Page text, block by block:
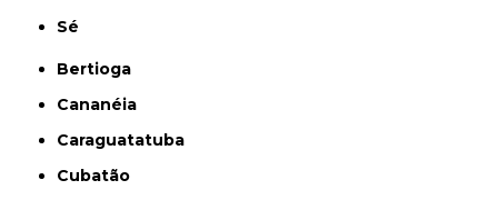
Sé
Bertioga
Cananéia
Caraguatatuba
Cubatão